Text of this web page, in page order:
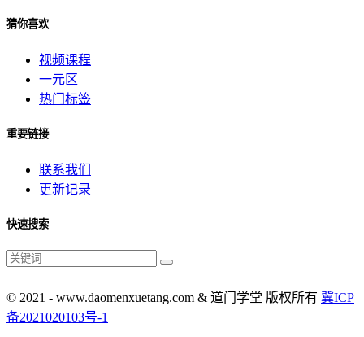
猜你喜欢
视频课程
一元区
热门标签
重要链接
联系我们
更新记录
快速搜索
© 2021 - www.daomenxuetang.com & 道门学堂 版权所有 冀ICP
备2021020103号-1